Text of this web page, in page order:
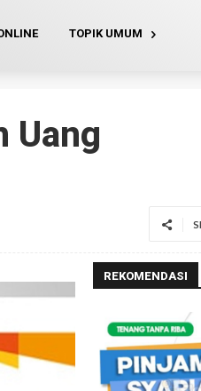
TOPIK UMUM
Uang
REKOMENDASI